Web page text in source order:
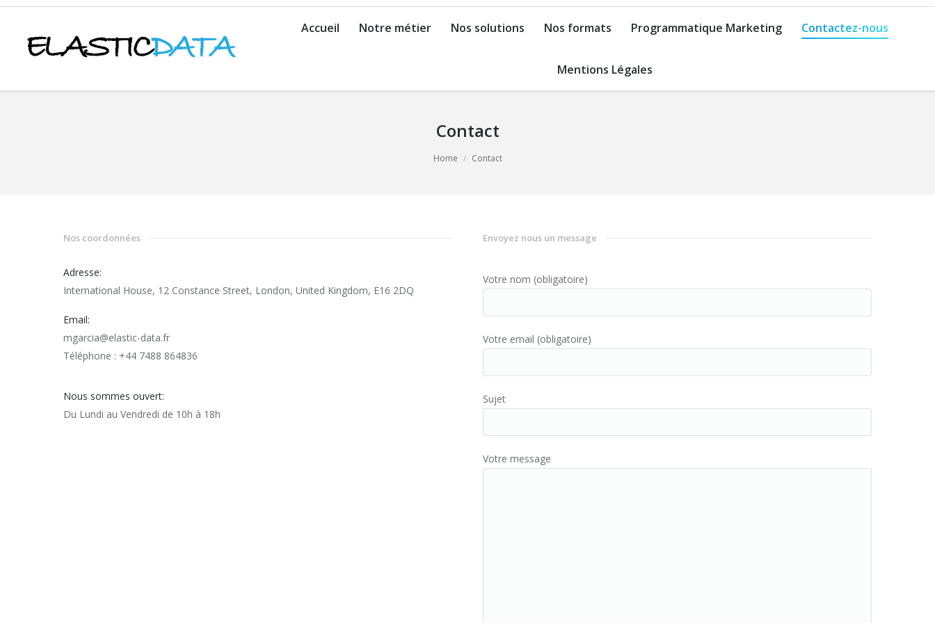
Accueil Notre métier Nos solutions Nos formats Programmatique Marketing Contactez-nous
Mentions Légales
Contact
Home Contact
Nos coordonnées
Adresse:
International House, 12 Constance Street, London, United Kingdom, E16 2DQ
Email:
mgarcia@elastic-data.fr
Téléphone : +44 7488 864836
Nous sommes ouvert:
Du Lundi au Vendredi de 10h à 18h
Envoyez nous un message
Votre nom (obligatoire)
Votre email (obligatoire)
Sujet
Votre message